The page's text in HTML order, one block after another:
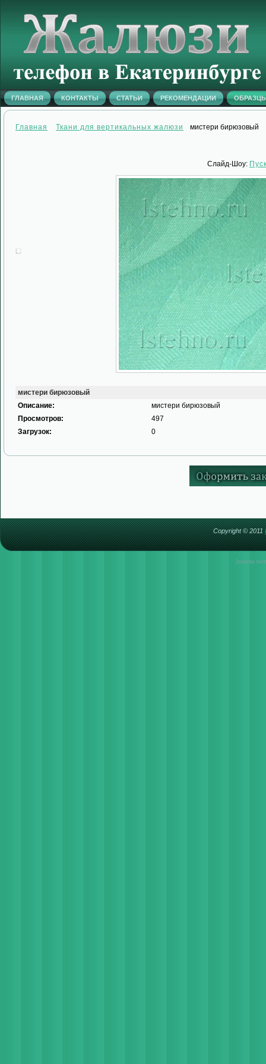
ГЛАВНАЯ КОНТАКТЫ СТАТЬИ РЕКОМЕНДАЦИИ
Главная Ткани для вертикальных жалюзи мистери бирюзовый
Слайд-Шоу:
мистери бирюзовый
Описание:
мистери бирюзовый
Просмотров:
497
Загрузок:
0
Copyright © 2011
Joomla